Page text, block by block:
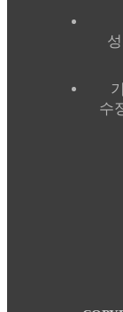
수